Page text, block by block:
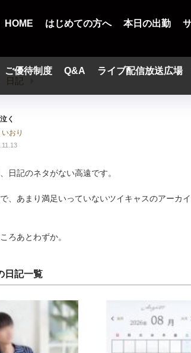
HOME はじめての方へ 本日の出勤
ご優待制度 Q&A ライブ配信放送広場
日記
く
おり
日記のネタがない高遠です。
、あまり満足いっていないツイキャスのアーカ
ろあとわずか。
日記一覧